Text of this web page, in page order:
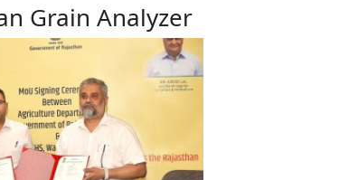
Grain Analyzer